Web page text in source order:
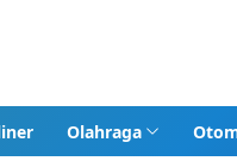
Olahraga